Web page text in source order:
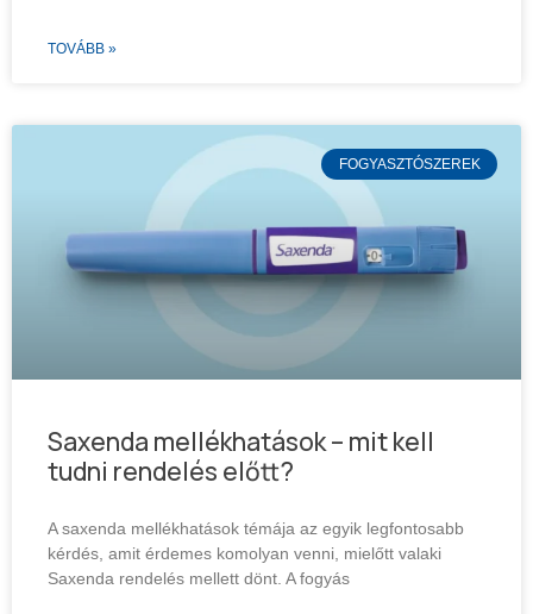
TOVÁBB »
FOGYASZTÓSZEREK
Saxenda mellékhatások – mit kell
tudni rendelés előtt?
A saxenda mellékhatások témája az egyik legfontosabb
kérdés, amit érdemes komolyan venni, mielőtt valaki
Saxenda rendelés mellett dönt. A fogyás